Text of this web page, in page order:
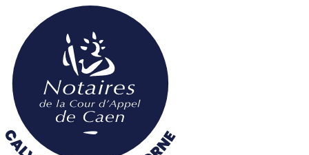
contenu
principal